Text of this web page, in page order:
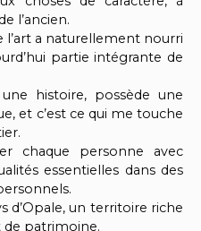
l’ancien.
a naturellement nourri
partie intégrante de
histoire, possède une
et c’est ce qui me touche
chaque personne avec
essentielles dans des
d’Opale, un territoire riche
de patrimoine.